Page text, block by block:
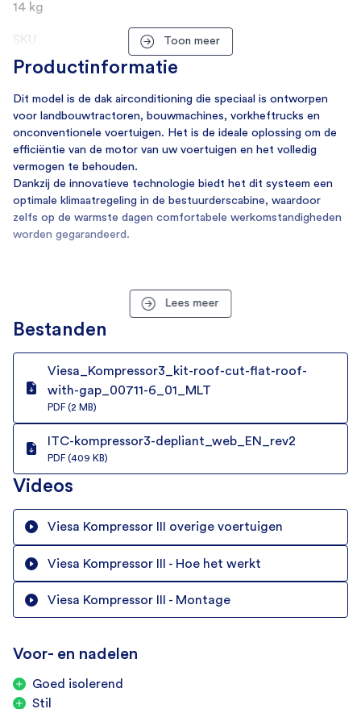
14 kg
SKU
29423
Merk
Viesa
Verbruik
Aansluitspanning
12V via omvormer, 24V standaard
Verbruik (kWh/24h)
Koeling
Koelmechanisme
Compressor
Koelmiddel
1100 Watt
Algemeen
Voertuigtype
Wegenbouwmachines
2 jaar
Kleur
Extra optie white cover (gewenste kleur te spuiten),
Toon meer
Productinformatie
Dit model is de dak airconditioning die speciaal is ontworpen
voor landbouwtractoren, bouwmachines, vorkheftrucks en
onconventionele voertuigen. Het is de ideale oplossing om de
efficiëntie van de motor van uw voertuigen en het volledig
vermogen te behouden.
Dankzij de innovatieve technologie biedt het dit systeem een
optimale klimaatregeling in de bestuurderscabine, waardoor
zelfs op de warmste dagen comfortabele werkomstandigheden
worden gegarandeerd.
Lees meer
Bestanden
Viesa_Kompressor3_kit-roof-cut-flat-roof-
with-gap_00711-6_01_MLT
PDF (2 MB)
ITC-kompressor3-depliant_web_EN_rev2
PDF (409 KB)
Videos
Viesa Kompressor III overige voertuigen
Viesa Kompressor III - Hoe het werkt
Viesa Kompressor III - Montage
Voor- en nadelen
Goed isolerend
Stil